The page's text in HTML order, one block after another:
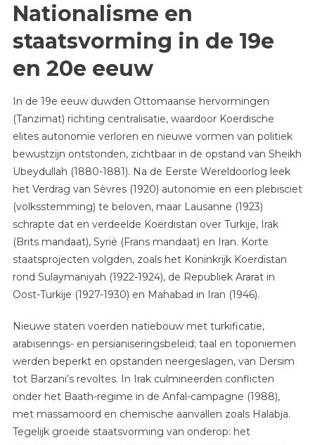
Nationalisme en
staatsvorming in de 19e
en 20e eeuw
In de 19e eeuw duwden Ottomaanse hervormingen
(Tanzimat) richting centralisatie, waardoor Koerdische
elites autonomie verloren en nieuwe vormen van politiek
bewustzijn ontstonden, zichtbaar in de opstand van Sheikh
Ubeydullah (1880-1881). Na de Eerste Wereldoorlog leek
het Verdrag van Sèvres (1920) autonomie en een plebisciet
(volksstemming) te beloven, maar Lausanne (1923)
schrapte dat en verdeelde Koerdistan over Turkije, Irak
(Brits mandaat), Syrië (Frans mandaat) en Iran. Korte
staatsprojecten volgden, zoals het Koninkrijk Koerdistan
rond Sulaymaniyah (1922-1924), de Republiek Ararat in
Oost-Turkije (1927-1930) en Mahabad in Iran (1946).
Nieuwe staten voerden natiebouw met turkificatie,
arabiserings- en persianiseringsbeleid; taal en toponiemen
werden beperkt en opstanden neergeslagen, van Dersim
tot Barzani’s revoltes. In Irak culmineerden conflicten
onder het Baath-regime in de Anfal-campagne (1988),
met massamoord en chemische aanvallen zoals Halabja.
Tegelijk groeide staatsvorming van onderop: het